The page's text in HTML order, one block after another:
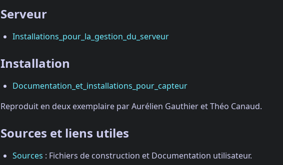
Serveur
Installations_pour_la_gestion_du_serveur
Installation
Documentation_et_installations_pour_capteur
Reproduit en deux exemplaire par Aurélien Gauthier et Théo Canaud.
Sources et liens utiles
Sources : Fichiers de construction et Documentation utilisateur.